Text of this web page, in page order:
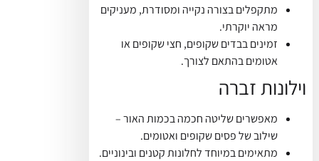
מתקפלים בצורה נקייה ומסודרת, מעניקים
מראה יוקרתי.
זמינים בבדים שקופים, חצי שקופים או
אטומים בהתאם לצורך.
וילונות זברה
מאפשרים שליטה חכמה בכמות האור –
שילוב של פסים שקופים ואטומים.
מתאימים במיוחד לחלונות קטנים ובינוניים.